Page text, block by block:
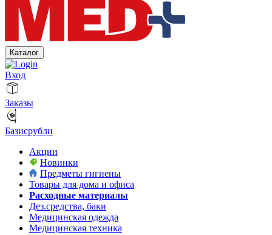
Каталог
Вход
Заказы
Базисрубли
Акции
Новинки
Предметы гигиены
Товары для дома и офиса
Расходные материалы
Дез.средства, баки
Медицинская одежда
Медицинская техника